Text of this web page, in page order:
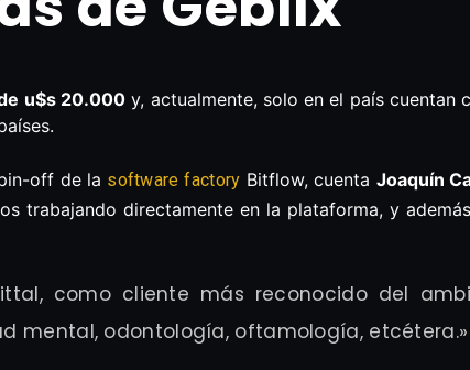
u$s 20.000y, actualmente, solo en el país cuentan
off de la software factory Bitflow, cuenta Joaquín
trabajando directamente en la plataforma, y
como cliente más reconocido del
mental, odontología, oftamología, etcétera.»